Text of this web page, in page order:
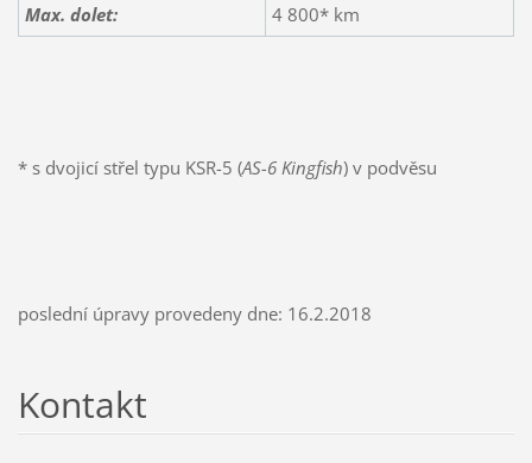
Max. dolet: 4 800* km
* s dvojicí střel typu KSR-5 (AS-6 Kingfish) v podvěsu
poslední úpravy provedeny dne: 16.2.2018
Kontakt